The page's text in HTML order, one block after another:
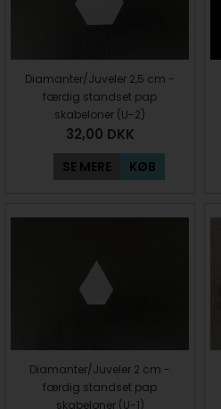
Diamanter/Juveler 2,5 cm -
færdig standset pap
skabeloner (U-2)
32,00 DKK
SE MERE KØB
Diamanter/Juveler 2 cm -
færdig standset pap
skabeloner (U-1)